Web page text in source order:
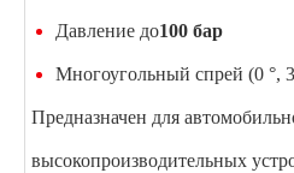
Давление до100 бар
Многоугольный спрей (0 °,
Предназначен для
высокопроизводительных